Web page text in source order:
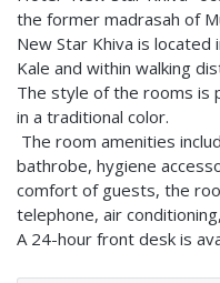
the former madrasah of
New Star Khiva is
Kale and within walking
The style of the rooms is
in a traditional color.
The room amenities
bathrobe, hygiene
comfort of guests, the
telephone, air
A 24-hour front desk is